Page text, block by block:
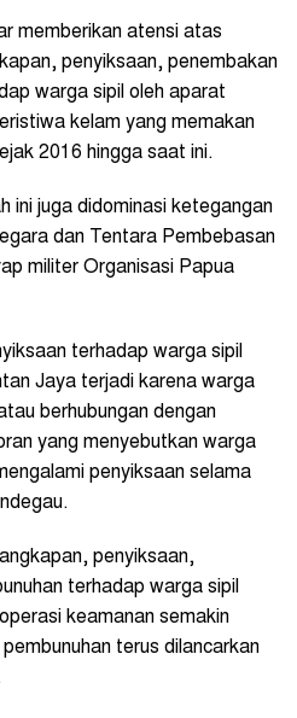
memberikan atensi atas
penyiksaan, penembakan
warga sipil oleh aparat
kelam yang memakan
2016 hingga saat ini.
ini juga didominasi ketegangan
dan Tentara Pembebasan
militer Organisasi Papua
terhadap warga sipil
Jaya terjadi karena warga
berhubungan dengan
yang menyebutkan warga
penyiksaan selama
penyiksaan,
terhadap warga sipil
keamanan semakin
terus dilancarkan